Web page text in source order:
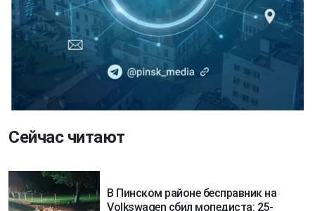
Сейчас читают
В Пинском районе бесправник на
Volkswagen сбил мопедиста: 25-